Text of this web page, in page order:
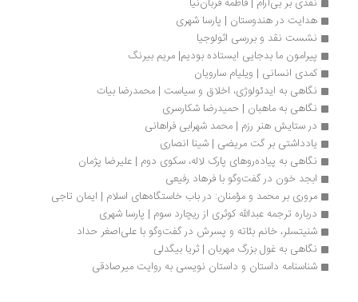
هدایت در هندوستان | پارسا شهری
نشست نقد و بررسی اثولوجیا
پیرامون ما بدجایی ایستاده بودیم| مریم بیرنگ
کمدی انسانی | ویلیام سارویان
نگاهی به ایدئولوژی، اخلاق و سیاست | محمدرضا بیات
نگاهی به ماهبان | حمیدرضا شکارسری
در ستایش هنر رزم | محمد شهرابی فراهانی
یادداشتی بر گت مریضی | شینا انصاری
نگاهی به پیاده‌روهای پارک لاله، سکوی دوم | علیرضا پژمان
ابجد خون در گفت‌وگو با فرهاد رفیعی
مروری بر محمد و مؤمنان: در باب خاستگاه‌های اسلام | ایمان تاجی
درباره ترجمه عبدالله کوثری از ریچارد سوم | پارسا شهری
شنیتسلر، خانم بئاته و پسرش در گفت‌وگو با علی‌اصغر حداد
نگاهی به غول بزرگ مهربان | ثریا بیگدلی
شناسنامه داستان و داستان نویسی به روایت میرصادقی